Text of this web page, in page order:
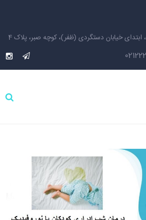
ابتدای خیابان دستگردی (ظفر)، کوچه صبر، پلاک 4